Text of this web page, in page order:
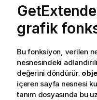
grafik
Bu fonksiyon, verilen
nesnesindeki
değerini döndürür.
içeren sayfa nesnesi
tanım dosyasında bu